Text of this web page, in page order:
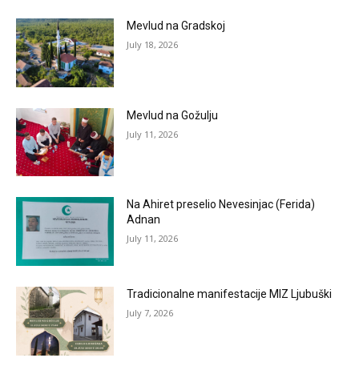
Mevlud na Gradskoj
July 18, 2026
Mevlud na Gožulju
July 11, 2026
Na Ahiret preselio Nevesinjac (Ferida)
Adnan
July 11, 2026
Tradicionalne manifestacije MIZ Ljubuški
July 7, 2026